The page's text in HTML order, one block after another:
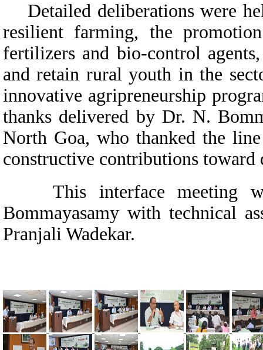
Detailed deliberations were
resilient farming, the
fertilizers and bio-control
and retain rural youth in the
innovative agripreneurship
thanks delivered by Dr. N.
North Goa, who thanked the
constructive contributions
This interface meeting
Bommayasamy with technical
Pranjali Wadekar.